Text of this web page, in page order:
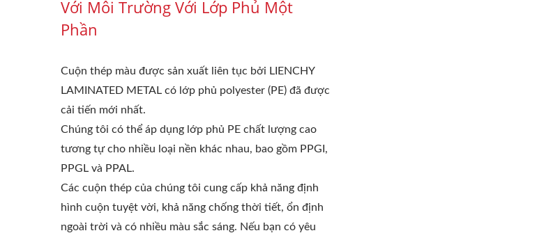
Với Môi Trường Với Lớp Phủ Một
Phần
Cuộn thép màu được sản xuất liên tục bởi LIENCHY
LAMINATED METAL có lớp phủ polyester (PE) đã được
cải tiến mới nhất.
Chúng tôi có thể áp dụng lớp phủ PE chất lượng cao
tương tự cho nhiều loại nền khác nhau, bao gồm PPGI,
PPGL và PPAL.
Các cuộn thép của chúng tôi cung cấp khả năng định
hình cuộn tuyệt vời, khả năng chống thời tiết, ổn định
ngoài trời và có nhiều màu sắc sáng. Nếu bạn có yêu